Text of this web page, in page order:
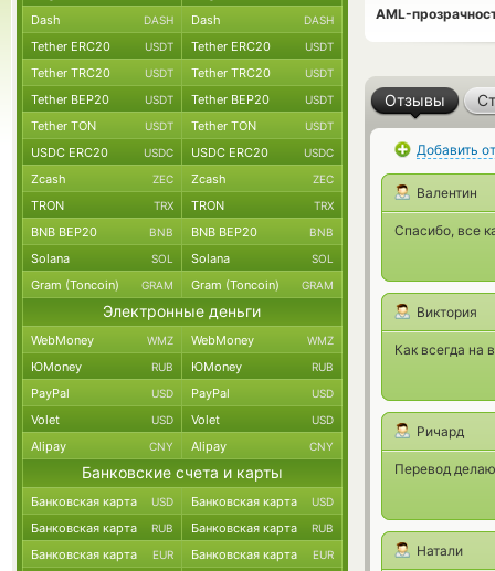
AML-
Отзывы
Добавить
Валентин
Спасибо, все
Виктория
Как всегда на
Ричард
Перевод
Натали
Dash DASH Dash DASH
Tether ERC20 USDT Tether ERC20 USDT
Tether TRC20 USDT Tether TRC20 USDT
Tether BEP20 USDT Tether BEP20 USDT
Tether TON USDT Tether TON USDT
USDC ERC20 USDC USDC ERC20 USDC
Zcash ZEC Zcash ZEC
TRON TRX TRON TRX
BNB BEP20 BNB BNB BEP20 BNB
Solana SOL Solana SOL
Gram (Toncoin) GRAM Gram (Toncoin) GRAM
Электронные деньги
WebMoney WMZ WebMoney WMZ
ЮMoney RUB ЮMoney RUB
PayPal USD PayPal USD
Volet USD Volet USD
Alipay CNY Alipay CNY
Банковские счета и карты
Банковская карта USD Банковская карта USD
Банковская карта RUB Банковская карта RUB
Банковская карта EUR Банковская карта EUR